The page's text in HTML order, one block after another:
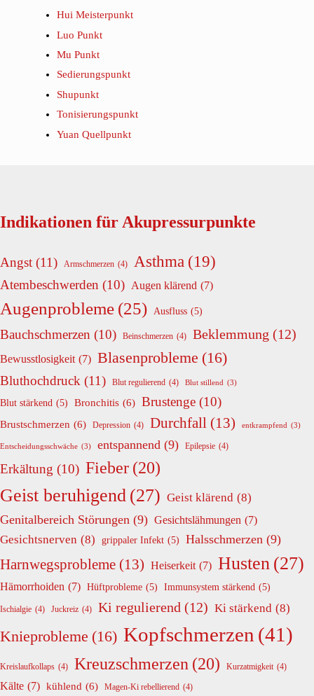
Hui Meisterpunkt
Luo Punkt
Mu Punkt
Sedierungspunkt
Shupunkt
Tonisierungspunkt
Yuan Quellpunkt
Indikationen für Akupressurpunkte
Angst (11) Armschmerzen (4) Asthma (19)
Atembeschwerden (10) Augen klärend (7)
Augenprobleme (25) Ausfluss (5)
Bauchschmerzen (10) Beinschmerzen (4) Beklemmung (12)
Bewusstlosigkeit (7) Blasenprobleme (16)
Bluthochdruck (11) Blut regulierend (4) Blut stillend (3)
Blut stärkend (5) Bronchitis (6) Brustenge (10)
Brustschmerzen (6) Depression (4) Durchfall (13) entkrampfend (3)
Entscheidungsschwäche (3) entspannend (9) Epilepsie (4)
Erkältung (10) Fieber (20)
Geist beruhigend (27) Geist klärend (8)
Genitalbereich Störungen (9) Gesichtslähmungen (7)
Gesichtsnerven (8) grippaler Infekt (5) Halsschmerzen (9)
Harnwegsprobleme (13) Heiserkeit (7) Husten (27)
Hämorrhoiden (7) Hüftprobleme (5) Immunsystem stärkend (5)
Ischialgie (4) Juckreiz (4) Ki regulierend (12) Ki stärkend (8)
Knieprobleme (16) Kopfschmerzen (41)
Kreislaufkollaps (4) Kreuzschmerzen (20) Kurzatmigkeit (4)
Kälte (7) kühlend (6) Magen-Ki rebellierend (4)